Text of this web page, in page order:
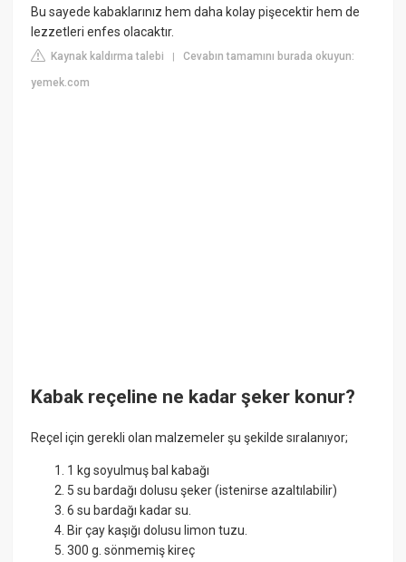
Bu sayede kabaklarınız hem daha kolay pişecektir hem de
lezzetleri enfes olacaktır.
Kaynak kaldırma talebi |Cevabın tamamını burada okuyun:
yemek.com
Kabak reçeline ne kadar şeker konur?
Reçel için gerekli olan malzemeler şu şekilde sıralanıyor;
1 kg soyulmuş bal kabağı
5 su bardağı dolusu şeker (istenirse azaltılabilir)
6 su bardağı kadar su.
Bir çay kaşığı dolusu limon tuzu.
300 g. sönmemiş kireç